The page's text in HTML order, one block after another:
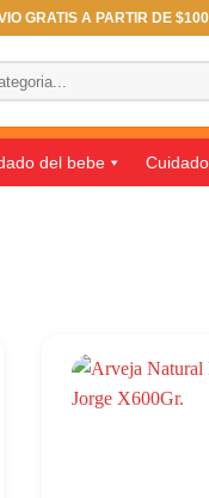
GRATIS A PARTIR DE
del bebe